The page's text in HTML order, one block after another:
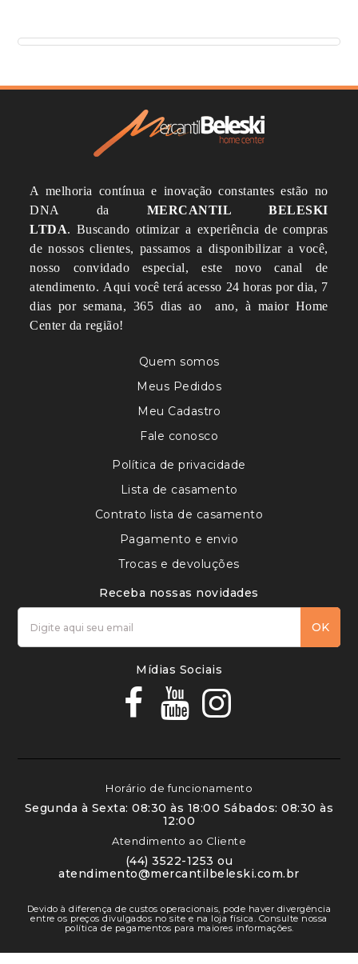
A melhoria contínua e inovação constantes estão no
DNA da MERCANTIL BELESKI
LTDA. Buscando otimizar a experiência de compras
de nossos clientes, passamos a disponibilizar a você,
nosso convidado especial, este novo canal de
atendimento. Aqui você terá acesso 24 horas por dia, 7
dias por semana, 365 dias ao ano, à maior Home
Center da região!
Quem somos
Meus Pedidos
Meu Cadastro
Fale conosco
Política de privacidade
Lista de casamento
Contrato lista de casamento
Pagamento e envio
Trocas e devoluções
Receba nossas novidades
OK
Mídias Sociais
Horário de funcionamento
Segunda à Sexta: 08:30 às 18:00 Sábados: 08:30 às
12:00
Atendimento ao Cliente
(44) 3522-1253 ou
atendimento@mercantilbeleski.com.br
Devido à diferença de custos operacionais, pode haver divergência
entre os preços divulgados no site e na loja física. Consulte nossa
política de pagamentos para maiores informações.